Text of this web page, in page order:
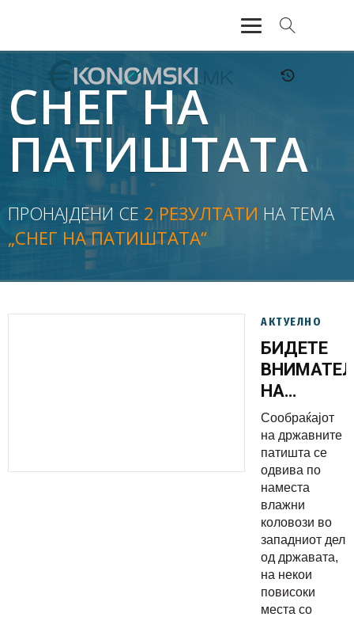
АКТУЕЛНО
ЕКОНОМИЈА
ФИНАНСИИ
БАНКАРСТВО
ЖИВОТ
МОЗАИК
СНЕГ НА
ПАТИШТАТА
ПРОНАЈДЕНИ СЕ 2 РЕЗУЛТАТИ НА ТЕМА
„СНЕГ НА ПАТИШТАТА“
АКТУЕЛНО
БИДЕТЕ
НА
Вечерва
снег во
еве каде
вее во
моментов
Сообраќајот
на државните
патишта се
одвива по
наместа
влажни
коловози во
западниот дел
од државата,
на некои
повисоки
места со